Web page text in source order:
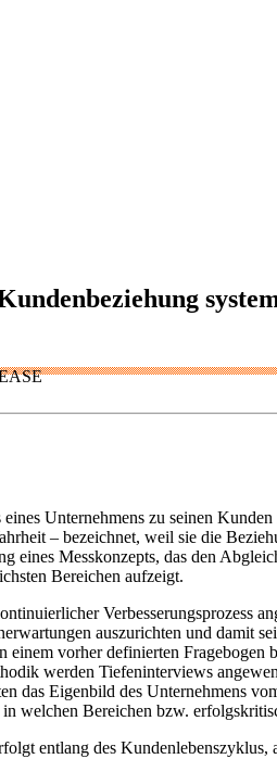
Unternehmens zu seinen
– bezeichnet, weil sie die
eines Messkonzepts, das den
Bereichen aufzeigt.
Verbesserungsprozess
auszurichten und damit
einem vorher definierten
werden Tiefeninterviews
das Eigenbild des Unternehmens
welchen Bereichen bzw.
entlang des